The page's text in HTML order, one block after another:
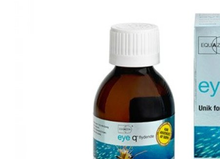
Solgar Folsyre 400 mcg - 250 tab.
135,00 kr. 142,00 kr.